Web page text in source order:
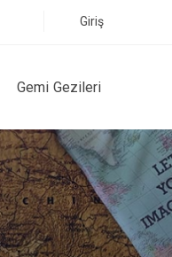
Giriş
Gemi Gezileri